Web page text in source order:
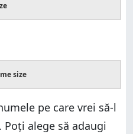
size
pe care vrei să-l
alege să adaugi